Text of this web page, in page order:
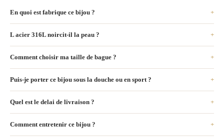
En quoi est fabrique ce bijou ?
L acier 316L noircit-il la peau ?
Comment choisir ma taille de bague ?
Puis-je porter ce bijou sous la douche ou en sport ?
Quel est le delai de livraison ?
Comment entretenir ce bijou ?